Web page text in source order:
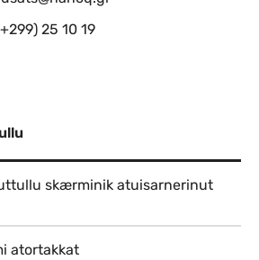
25 10 19
skærminik atuisarnerinut
atortakkat